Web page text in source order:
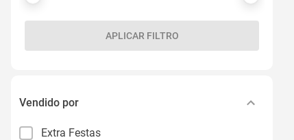
APLICAR FILTRO
Vendido por
Extra Festas